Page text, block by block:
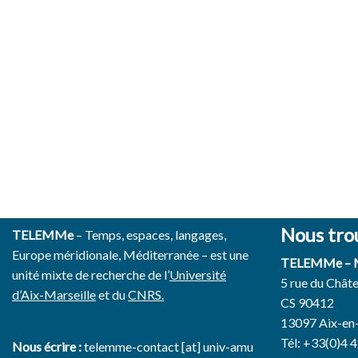
TELEMMe– Temps, espaces, langages,
Europe méridionale, Méditerranée – est une
unité mixte de recherche de l’Université
d’Aix-Marseilleet duCNRS.
Nous écrire :telemme-contact [at] univ-amu
Nous
TELEMMe –
5 rue du
CS 90412
13097 Aix-
Tél: +33(0)4